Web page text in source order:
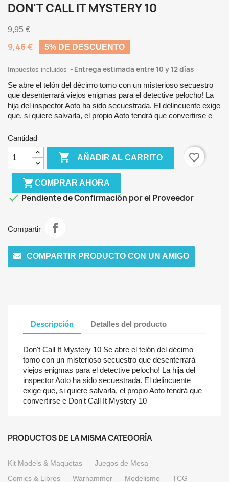
DON'T CALL IT MYSTERY 10
9,95 €
9,46 € 5% DE DESCUENTO
Impuestos incluidos Entrega estimada entre 10 y 12 días
Se abre el telón del décimo tomo con un misterioso secuestro
que desenterrará viejos enigmas para el detective pelocho! La
hija del inspector Aoto ha sido secuestrada. El delincuente exige
que, si quiere salvarla, el propio Aoto tendrá que convertirse e
Cantidad
 AÑADIR AL CARRITO favorite_border
shopping_cartCOMPRAR AHORA
 Pendiente de Confirmación por el Proveedor
Compartir
COMPARTIR PRODUCTO CON UN AMIGO
Descripción Detalles del producto
Don't Call It Mystery 10 Se abre el telón del décimo
tomo con un misterioso secuestro que desenterrará
viejos enigmas para el detective pelocho! La hija del
inspector Aoto ha sido secuestrada. El delincuente
exige que, si quiere salvarla, el propio Aoto tendrá que
convertirse e Don't Call It Mystery 10
PRODUCTOS DE LA MISMA CATEGORÍA
Kit Models & Maquetas
Juegos de Mesa
Comics & Libros
Warhammer Modelismo
TCG